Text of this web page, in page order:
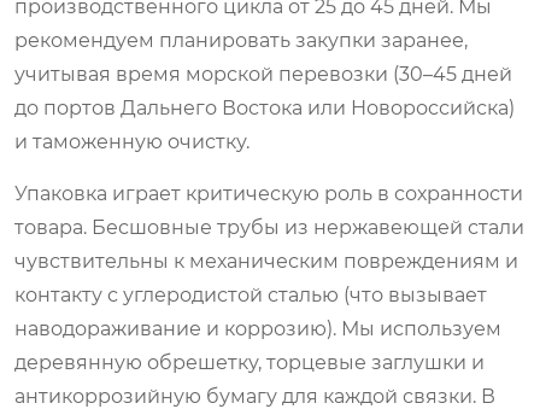
производственного цикла от 25 до 45 дней. Мы
рекомендуем планировать закупки заранее,
учитывая время морской перевозки (30–45 дней
до портов Дальнего Востока или Новороссийска)
и таможенную очистку.
Упаковка играет критическую роль в сохранности
товара. Бесшовные трубы из нержавеющей стали
чувствительны к механическим повреждениям и
контакту с углеродистой сталью (что вызывает
наводораживание и коррозию). Мы используем
деревянную обрешетку, торцевые заглушки и
антикоррозийную бумагу для каждой связки. В